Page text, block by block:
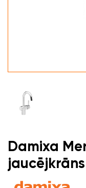
Damixa